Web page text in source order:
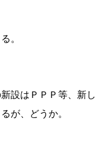
。
設はＰＰＰ等、新し
が、どうか。